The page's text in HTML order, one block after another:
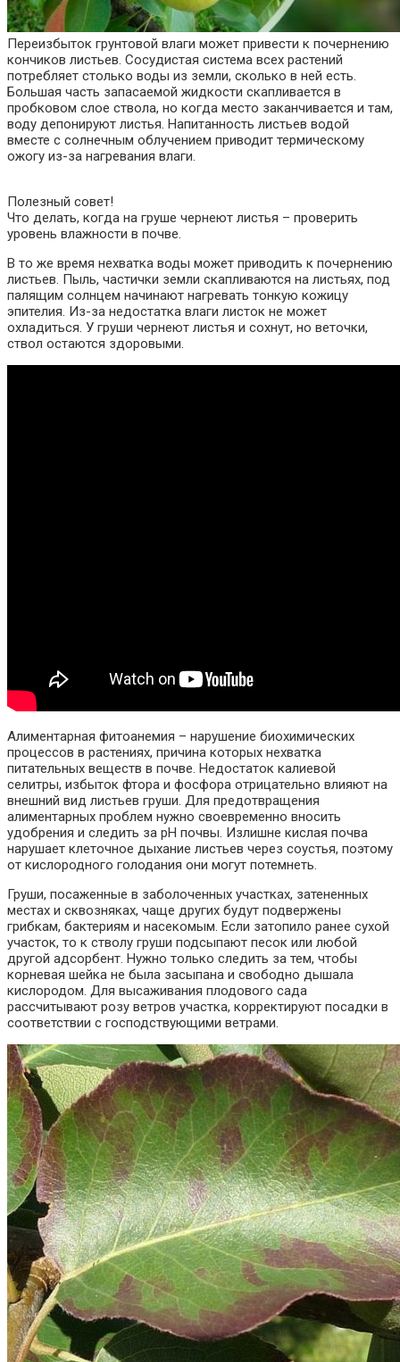
Переизбыток грунтовой влаги может привести к почернению
кончиков листьев. Сосудистая система всех растений
потребляет столько воды из земли, сколько в ней есть.
Большая часть запасаемой жидкости скапливается в
пробковом слое ствола, но когда место заканчивается и там,
воду депонируют листья. Напитанность листьев водой
вместе с солнечным облучением приводит термическому
ожогу из-за нагревания влаги.
Полезный совет!
Что делать, когда на груше чернеют листья – проверить
уровень влажности в почве.
В то же время нехватка воды может приводить к почернению
листьев. Пыль, частички земли скапливаются на листьях, под
палящим солнцем начинают нагревать тонкую кожицу
эпителия. Из-за недостатка влаги листок не может
охладиться. У груши чернеют листья и сохнут, но веточки,
ствол остаются здоровыми.
Алиментарная фитоанемия – нарушение биохимических
процессов в растениях, причина которых нехватка
питательных веществ в почве. Недостаток калиевой
селитры, избыток фтора и фосфора отрицательно влияют на
внешний вид листьев груши. Для предотвращения
алиментарных проблем нужно своевременно вносить
удобрения и следить за рН почвы. Излишне кислая почва
нарушает клеточное дыхание листьев через соустья, поэтому
от кислородного голодания они могут потемнеть.
Груши, посаженные в заболоченных участках, затененных
местах и сквозняках, чаще других будут подвержены
грибкам, бактериям и насекомым. Если затопило ранее сухой
участок, то к стволу груши подсыпают песок или любой
другой адсорбент. Нужно только следить за тем, чтобы
корневая шейка не была засыпана и свободно дышала
кислородом. Для высаживания плодового сада
рассчитывают розу ветров участка, корректируют посадки в
соответствии с господствующими ветрами.